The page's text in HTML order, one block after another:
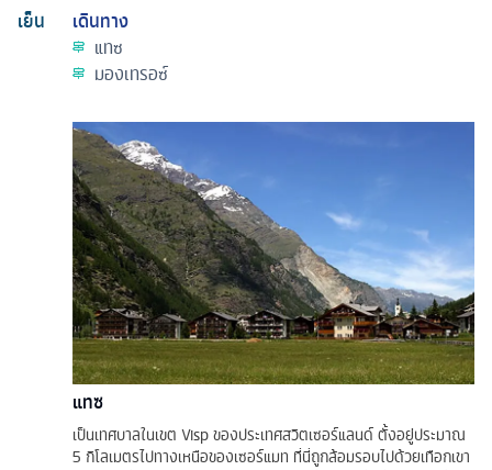
เย็น
เดินทาง
แทซ
มองเทรอซ์
แทซ
เป็นเทศบาลในเขต Visp ของประเทศสวิตเซอร์แลนด์ ตั้งอยู่ประมาณ
5 กิโลเมตรไปทางเหนือของเซอร์แมท ที่นี่ถูกล้อมรอบไปด้วยเทือกเขา